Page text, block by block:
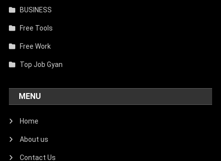
BUSINESS
Free Tools
Free Work
Top Job Gyan
MENU
Home
About us
Contact Us